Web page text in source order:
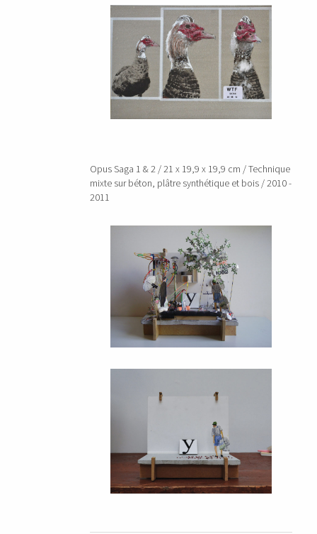
Opus Saga 1 & 2 / 21 x 19,9 x 19,9 cm / Technique
mixte sur béton, plâtre synthétique et bois / 2010 -
2011